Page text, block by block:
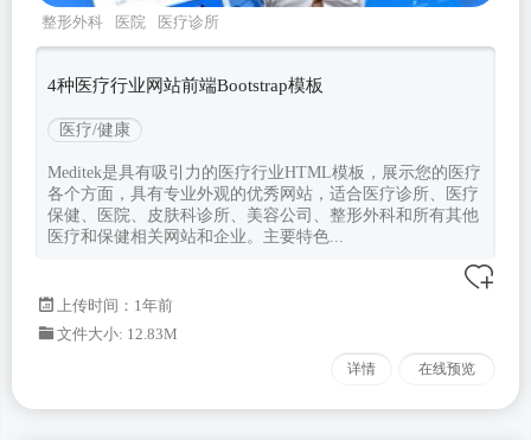
整形外科 医院
医疗诊所
4种医疗行业网站前端Bootstrap模板
医疗/健康
Meditek是具有吸引力的医疗行业HTML模板，展示您的医疗
各个方面，具有专业外观的优秀网站，适合医疗诊所、医疗
保健、医院、皮肤科诊所、美容公司、整形外科和所有其他
医疗和保健相关网站和企业。主要特色...
上传时间：1年前
文件大小: 12.83M
详情 在线预览